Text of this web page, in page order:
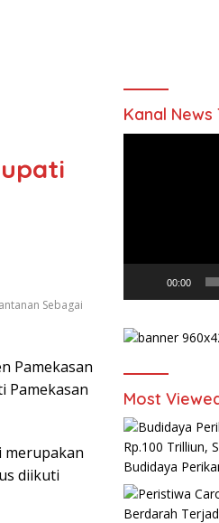
Sebagai
Pamekasan
Pamekasan
merupakan
diikuti
Kanal News
00:00
Most
Rp.100 Trilliun,
Budidaya
Berdarah